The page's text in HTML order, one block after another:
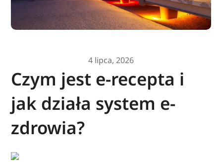
4 lipca, 2026
Czym jest e-recepta i
jak działa system e-
zdrowia?